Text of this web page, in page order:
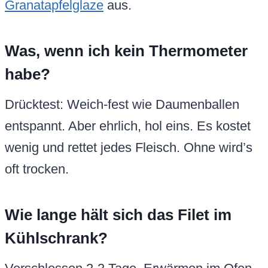
Granatapfelglaze aus.
Was, wenn ich kein Thermometer
habe?
Drücktest: Weich-fest wie Daumenballen
entspannt. Aber ehrlich, hol eins. Es kostet
wenig und rettet jedes Fleisch. Ohne wird’s
oft trocken.
Wie lange hält sich das Filet im
Kühlschrank?